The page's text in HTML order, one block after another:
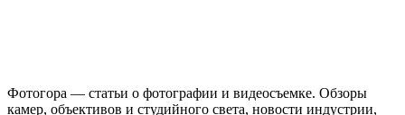
Фотогора — статьи о фотографии и видеосъемке. Обзоры
камер, объективов и студийного света, новости индустрии,